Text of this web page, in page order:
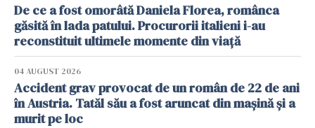
De ce a fost omorâtă Daniela Florea, românca
găsită în lada patului. Procurorii italieni i-au
reconstituit ultimele momente din viață
04 AUGUST 2026
Accident grav provocat de un român de 22 de ani
în Austria. Tatăl său a fost aruncat din mașină și a
murit pe loc